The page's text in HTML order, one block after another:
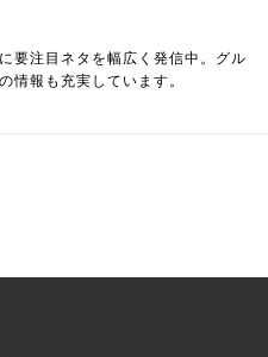
要注目ネタを幅広く発信中。グル
情報も充実しています。